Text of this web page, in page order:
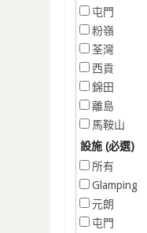
屯門
粉嶺
荃灣
西貢
錦田
離島
馬鞍山
設施 (必選)
所有
Glamping
元朗
屯門